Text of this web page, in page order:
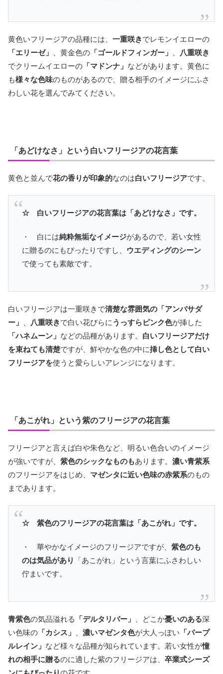
黄色いフリージアの品種には、 一重咲きでレモンイエローの
「エリーゼ」
、黄金色の 「ゴールドフィンガー」
八重咲き
でクリームイエローの 「マドンナ」 などがあります。黄色に
も様々な色味のものがあるので、贈る相手のイメージにふさ
わしい花を選んでみてください。
「あどけなさ」という白いフリージアの花言葉
黄色と並んで花の香りが印象的なのは白いフリージアです。
☆ 白いフリージアの花言葉は「あどけなさ」です。
・ 白には純粋無垢なイメージがあるので、若い女性
に贈るのにもぴったりですし、 ウエディングのシーン
で使っても素敵です。
白いフリージアは一重咲きで清楚な雰囲気の「アンバサダ
ー」
八重咲きで白い花びらに うっすらピンク色が挿した
「ハネムーン」 などの品種があります。 白いフリージアだけ
を束ねても清楚ですが、鮮やかな色の中に挿し色として白い
フリージアを使うと愛らしいアレンジになります。
「あこがれ」という紫のフリージアの花言葉
フリージアと言えば白や朱色など、明るい色合いのイメージ
が強いですが、 紫色のシックなものもあります。 濃い青紫系
のフリージアをはじめ、 マゼンタに近い色味の赤紫系のもの
まであります。
☆ 紫色のフリージアの花言葉は「あこがれ」です。
・ 華やかなイメージのフリージアですが、 紫色のも
のは気品があり
「あこがれ」という言葉にふさわしい
佇まいです。
青紫色の気品溢れる 「デルタリバー」 、どこか憂いのある深
い色味の 「カシス」 濃いマゼンタ色が大人っぽい 「パープ
ルレイン」 など様々な品種が知られています。若い女性が憧
れの相手に贈るのに適した紫のフリージアは、 卒業式シーズ